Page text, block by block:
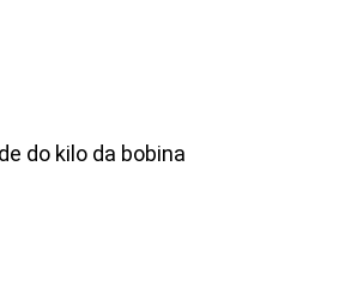
do kilo da bobina